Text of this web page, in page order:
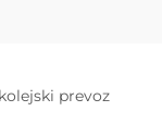
kolejski prevoz